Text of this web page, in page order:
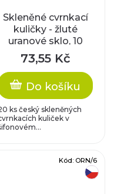
Skleněné cvrnkací
kuličky - žluté
uranové sklo, 10
mm, 20 ks
73,55 Kč
Do košíku
ks český skleněných
kuliček v
Kód: ORN/6